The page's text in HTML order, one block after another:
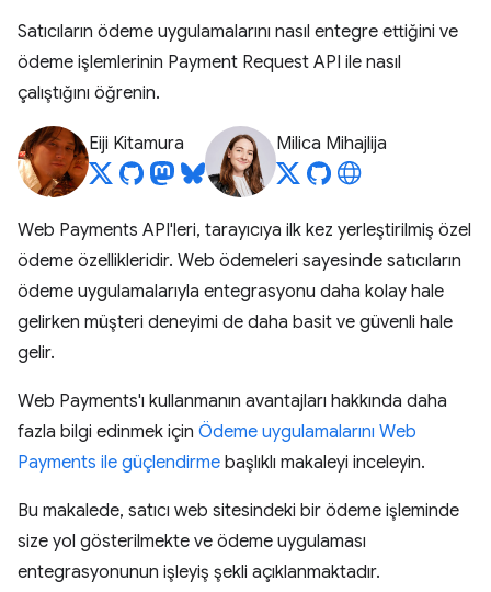
Satıcıların ödeme uygulamalarını nasıl entegre ettiğini ve
ödeme işlemlerinin Payment Request API ile nasıl
çalıştığını öğrenin.
Eiji Kitamura Milica Mihajlija
Web Payments API'leri, tarayıcıya ilk kez yerleştirilmiş özel
ödeme özellikleridir. Web ödemeleri sayesinde satıcıların
ödeme uygulamalarıyla entegrasyonu daha kolay hale
gelirken müşteri deneyimi de daha basit ve güvenli hale
gelir.
Web Payments'ı kullanmanın avantajları hakkında daha
fazla bilgi edinmek için Ödeme uygulamalarını Web
Payments ile güçlendirme başlıklı makaleyi inceleyin.
Bu makalede, satıcı web sitesindeki bir ödeme işleminde
size yol gösterilmekte ve ödeme uygulaması
entegrasyonunun işleyiş şekli açıklanmaktadır.